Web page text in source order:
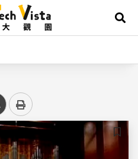
展
儲存